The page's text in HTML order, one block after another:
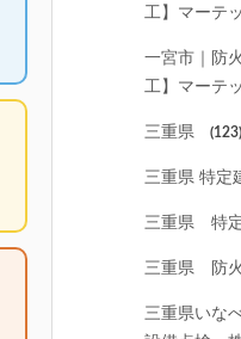
工】マーテ
一宮市｜防
工】マーテ
三重県 (123)
三重県 特定
三重県 特
三重県 防
三重県いな